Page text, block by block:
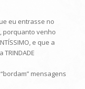
eu entrasse no
porquanto venho
e que a
mensagens